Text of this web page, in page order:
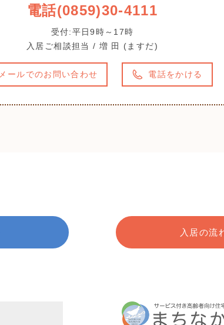
電話(0859)30-4111
受付:平日9時～17時
入居ご相談担当 / 増 田 (ますだ)
メールでのお問い合わせ 電話をかける
入居の流